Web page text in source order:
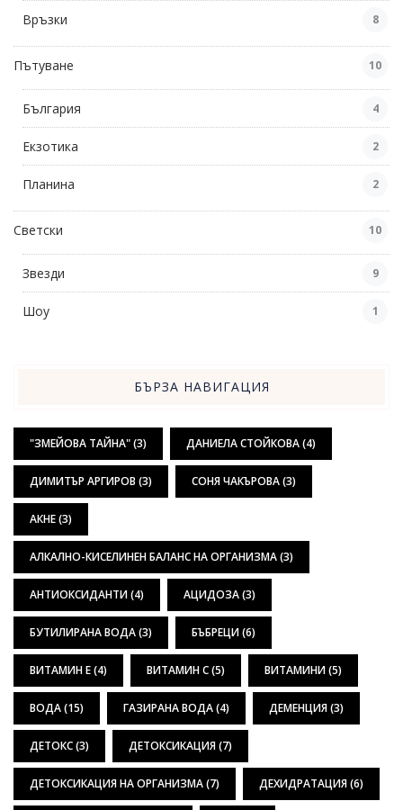
Връзки 8
Пътуване 10
България 4
Екзотика 2
Планина 2
Светски 10
Звезди 9
Шоу 1
БЪРЗА НАВИГАЦИЯ
"ЗМЕЙОВА ТАЙНА"(3) ДАНИЕЛА СТОЙКОВА(4)
ДИМИТЪР АРГИРОВ (3) СОНЯ ЧАКЪРОВА(3)
АКНЕ(3)
АЛКАЛНО-КИСЕЛИНЕН БАЛАНС НА ОРГАНИЗМА(3)
АНТИОКСИДАНТИ(4) АЦИДОЗА(3)
БУТИЛИРАНА ВОДА(3) БЪБРЕЦИ(6)
ВИТАМИН Е(4) ВИТАМИН С(5) ВИТАМИНИ(5)
ВОДА(15) ГАЗИРАНА ВОДА(4) ДЕМЕНЦИЯ(3)
ДЕТОКС(3) ДЕТОКСИКАЦИЯ(7)
ДЕТОКСИКАЦИЯ НА ОРГАНИЗМА(7) ДЕХИДРАТАЦИЯ(6)